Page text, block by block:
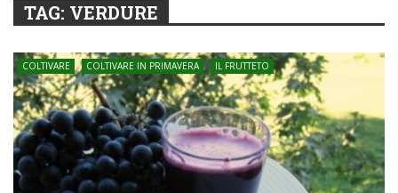
TAG: VERDURE
COLTIVARE COLTIVARE IN PRIMAVERA IL FRUTTETO